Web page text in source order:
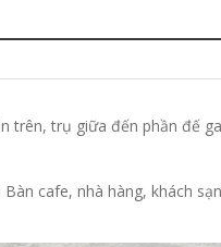
trên, trụ giữa đến phần đế
cafe, nhà hàng, khách